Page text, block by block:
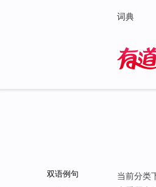
词典
双语例句 当前分类